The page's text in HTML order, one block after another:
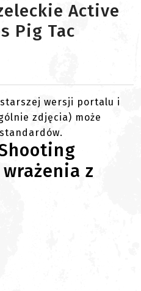
Active
Pig Tac
wersji portalu i
zdjęcia) może
z